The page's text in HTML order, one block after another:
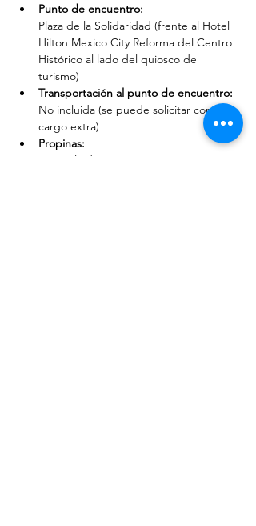
Punto de encuentro:
Plaza de la Solidaridad (frente al Hotel
Hilton Mexico City Reforma del Centro
Histórico al lado del quiosco de
turismo)
Transportación al punto de encuentro:
No incluida (se puede solicitar con un
cargo extra)
Propinas:
No incluidas